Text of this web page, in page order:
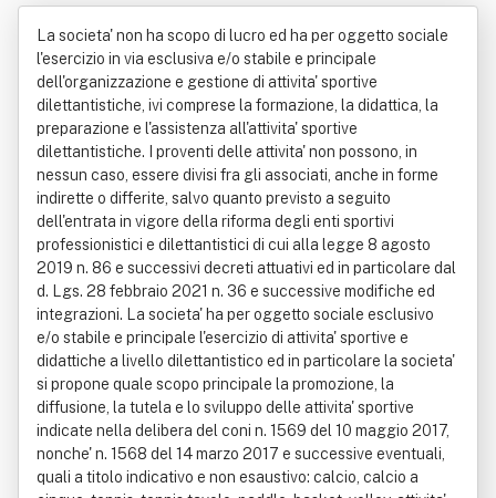
rtiva Dilettantistica A Responsabilita'
Limitata In Breve Imperium Ssd A R.l.
La societa' non ha scopo di lucro ed ha per oggetto sociale
l'esercizio in via esclusiva e/o stabile e principale
dell'organizzazione e gestione di attivita' sportive
dilettantistiche, ivi comprese la formazione, la didattica, la
preparazione e l'assistenza all'attivita' sportive
dilettantistiche. I proventi delle attivita' non possono, in
nessun caso, essere divisi fra gli associati, anche in forme
indirette o differite, salvo quanto previsto a seguito
dell'entrata in vigore della riforma degli enti sportivi
professionistici e dilettantistici di cui alla legge 8 agosto
2019 n. 86 e successivi decreti attuativi ed in particolare dal
d. Lgs. 28 febbraio 2021 n. 36 e successive modifiche ed
integrazioni. La societa' ha per oggetto sociale esclusivo
e/o stabile e principale l'esercizio di attivita' sportive e
didattiche a livello dilettantistico ed in particolare la societa'
si propone quale scopo principale la promozione, la
diffusione, la tutela e lo sviluppo delle attivita' sportive
indicate nella delibera del coni n. 1569 del 10 maggio 2017,
nonche' n. 1568 del 14 marzo 2017 e successive eventuali,
quali a titolo indicativo e non esaustivo: calcio, calcio a